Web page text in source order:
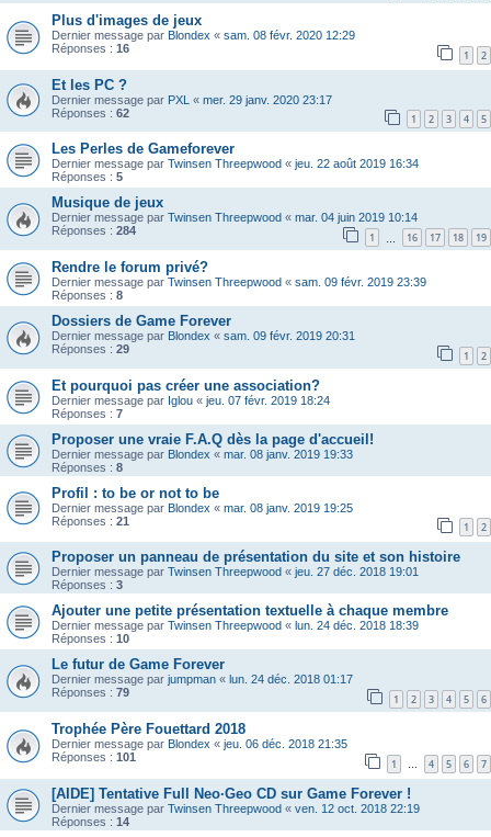
Plus d'images de jeux
Dernier message par Blondex « sam. 08 févr. 2020 12:29
Réponses : 16 1 2
Et les PC ?
Dernier message par PXL « mer. 29 janv. 2020 23:17
Réponses : 62 1 2 3 4 5
Les Perles de Gameforever
Dernier message par Twinsen Threepwood « jeu. 22 août 2019 16:34
Réponses : 5
Musique de jeux
Dernier message par Twinsen Threepwood « mar. 04 juin 2019 10:14
Réponses : 284 1 16 17 18 19
Rendre le forum privé?
Dernier message par Twinsen Threepwood « sam. 09 févr. 2019 23:39
Réponses : 8
Dossiers de Game Forever
Dernier message par Blondex « sam. 09 févr. 2019 20:31
Réponses : 29 1 2
Et pourquoi pas créer une association?
Dernier message par Iglou « jeu. 07 févr. 2019 18:24
Réponses : 7
Proposer une vraie F.A.Q dès la page d'accueil!
Dernier message par Blondex « mar. 08 janv. 2019 19:33
Réponses : 8
Profil : to be or not to be
Dernier message par Blondex « mar. 08 janv. 2019 19:25
Réponses : 21 1 2
Proposer un panneau de présentation du site et son histoire
Dernier message par Twinsen Threepwood « jeu. 27 déc. 2018 19:01
Réponses : 3
Ajouter une petite présentation textuelle à chaque membre
Dernier message par Twinsen Threepwood « lun. 24 déc. 2018 18:39
Réponses : 10
Le futur de Game Forever
Dernier message par jumpman « lun. 24 déc. 2018 01:17
Réponses : 79 1 2 3 4 5 6
Trophée Père Fouettard 2018
Dernier message par Blondex « jeu. 06 déc. 2018 21:35
Réponses : 101 1 … 4 5 6 7
[AIDE] Tentative Full Neo·Geo CD sur Game Forever !
Dernier message par Twinsen Threepwood « ven. 12 oct. 2018 22:19
Réponses : 14